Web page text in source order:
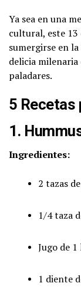
Ya sea en una
cultural, este 13
sumergirse en
delicia milenaria
paladares.
5 Recetas
1.
Ingredientes:
2 tazas
1/4 taza
Jugo de
1 diente